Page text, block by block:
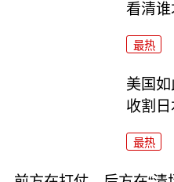
看清
最热
美国
收割日
最热